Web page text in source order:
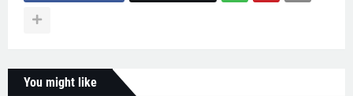
You might like